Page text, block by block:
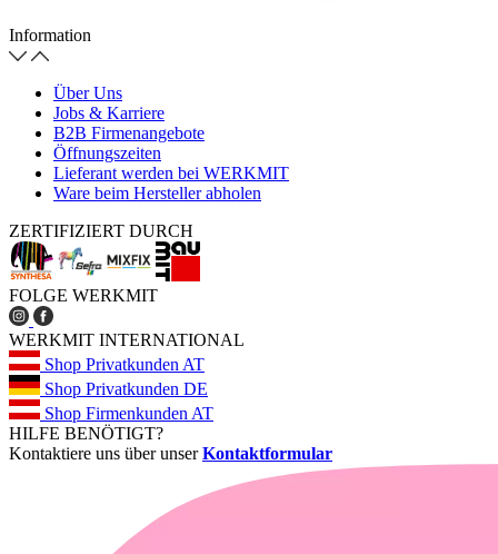
Information
Über Uns
Jobs & Karriere
B2B Firmenangebote
Öffnungszeiten
Lieferant werden bei WERKMIT
Ware beim Hersteller abholen
ZERTIFIZIERT DURCH
FOLGE WERKMIT
WERKMIT INTERNATIONAL
Shop Privatkunden AT
Shop Privatkunden DE
Shop Firmenkunden AT
HILFE BENÖTIGT?
Kontaktiere uns über unserKontaktformular